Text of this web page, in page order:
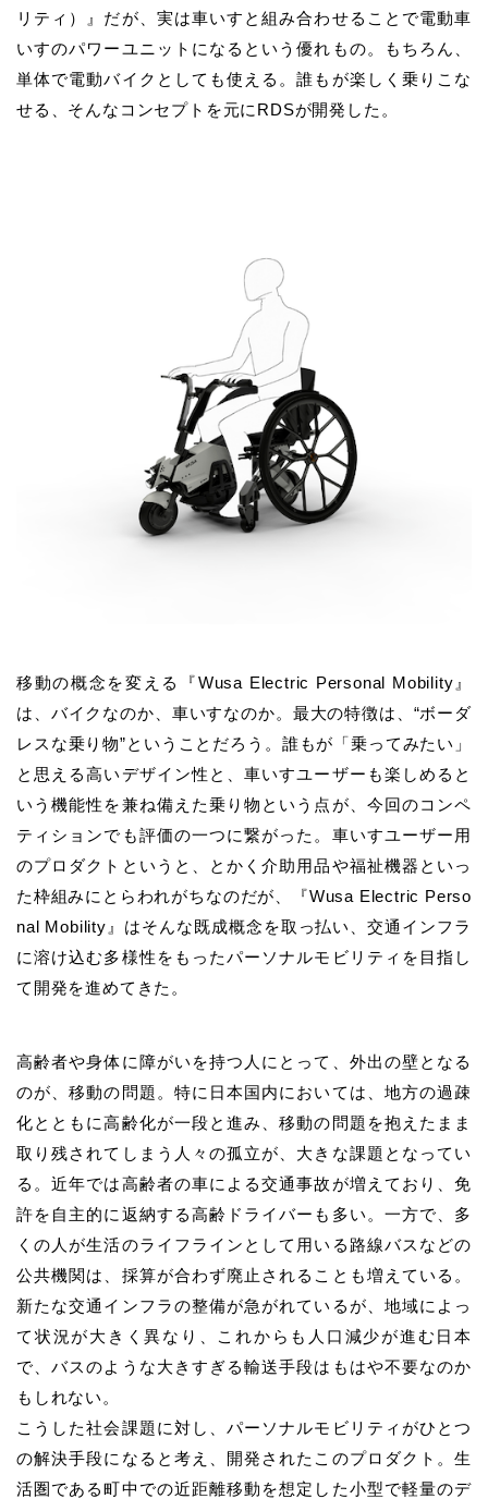
リティ）』だが、実は車いすと組み合わせることで電動車
いすのパワーユニットになるという優れもの。もちろん、
単体で電動バイクとしても使える。誰もが楽しく乗りこな
せる、そんなコンセプトを元にRDSが開発した。
移動の概念を変える『Wusa Electric Personal Mobility』
は、バイクなのか、車いすなのか。最大の特徴は、“ボーダ
レスな乗り物”ということだろう。誰もが「乗ってみたい」
と思える高いデザイン性と、車いすユーザーも楽しめると
いう機能性を兼ね備えた乗り物という点が、今回のコンペ
ティションでも評価の一つに繋がった。車いすユーザー用
のプロダクトというと、とかく介助用品や福祉機器といっ
た枠組みにとらわれがちなのだが、『Wusa Electric Perso
nal Mobility』はそんな既成概念を取っ払い、交通インフラ
に溶け込む多様性をもったパーソナルモビリティを目指し
て開発を進めてきた。
高齢者や身体に障がいを持つ人にとって、外出の壁となる
のが、移動の問題。特に日本国内においては、地方の過疎
化とともに高齢化が一段と進み、移動の問題を抱えたまま
取り残されてしまう人々の孤立が、大きな課題となってい
る。近年では高齢者の車による交通事故が増えており、免
許を自主的に返納する高齢ドライバーも多い。一方で、多
くの人が生活のライフラインとして用いる路線バスなどの
公共機関は、採算が合わず廃止されることも増えている。
新たな交通インフラの整備が急がれているが、地域によっ
て状況が大きく異なり、これからも人口減少が進む日本
で、バスのような大きすぎる輸送手段はもはや不要なのか
もしれない。
こうした社会課題に対し、パーソナルモビリティがひとつ
の解決手段になると考え、開発されたこのプロダクト。生
活圏である町中での近距離移動を想定した小型で軽量のデ